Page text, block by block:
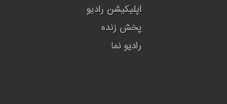
اپلیکیشن رادیو
پخش زنده
رادیو نما